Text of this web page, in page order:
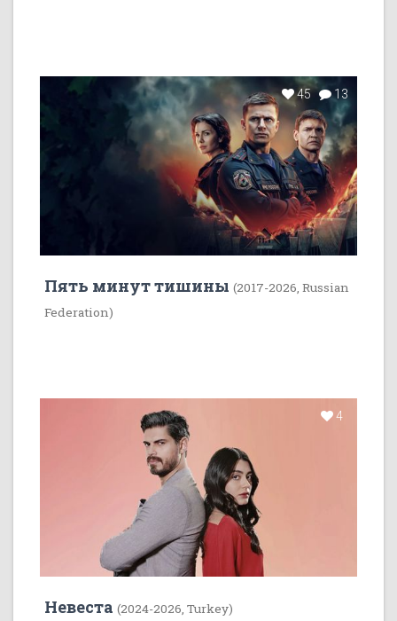
45 13
Пять минут тишины (2017-2026, Russian
Federation)
4
Невеста (2024-2026, Turkey)